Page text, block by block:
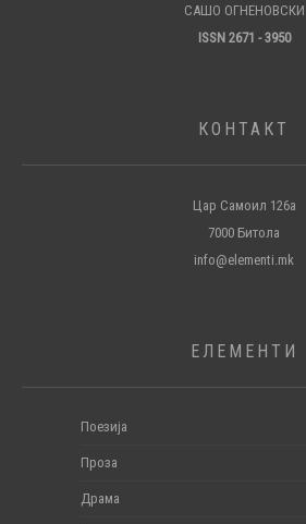
САШО ОГНЕНОВСКИ
ISSN 2671 - 3950
КОНТАКТ
Цар Самоил 126а
7000 Битола
info@elementi.mk
ЕЛЕМЕНТИ
Поезија
Проза
Драма